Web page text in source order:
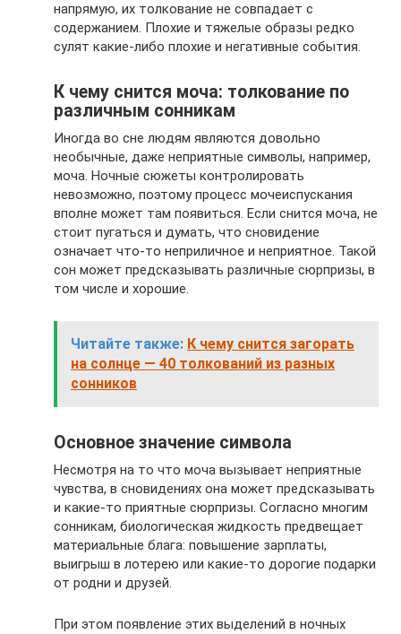
напрямую, их толкование не совпадает с
содержанием. Плохие и тяжелые образы редко
сулят какие-либо плохие и негативные события.
К чему снится моча: толкование по
различным сонникам
Иногда во сне людям являются довольно
необычные, даже неприятные символы, например,
моча. Ночные сюжеты контролировать
невозможно, поэтому процесс мочеиспускания
вполне может там появиться. Если снится моча, не
стоит пугаться и думать, что сновидение
означает что-то неприличное и неприятное. Такой
сон может предсказывать различные сюрпризы, в
том числе и хорошие.
Читайте также: К чему снится загорать
на солнце — 40 толкований из разных
сонников
Основное значение символа
Несмотря на то что моча вызывает неприятные
чувства, в сновидениях она может предсказывать
и какие-то приятные сюрпризы. Согласно многим
сонникам, биологическая жидкость предвещает
материальные блага: повышение зарплаты,
выигрыш в лотерею или какие-то дорогие подарки
от родни и друзей.
При этом появление этих выделений в ночных